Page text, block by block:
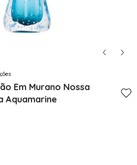
Em Murano Nossa
Aquamarine